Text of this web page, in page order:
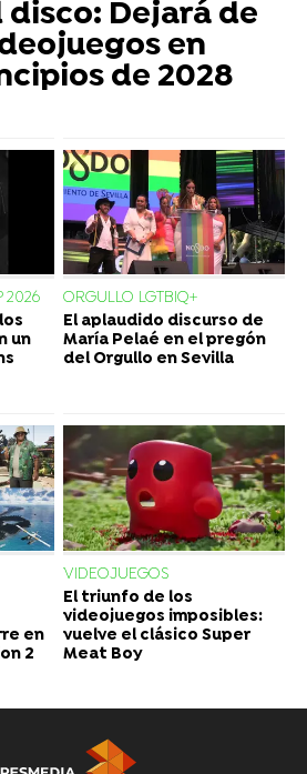
Dejará de
en
de 2028
2026
un
ORGULLO LGTBIQ+
El aplaudido discurso de
María Pelaé en el pregón
del Orgullo en Sevilla
en
2
VIDEOJUEGOS
El triunfo de los
videojuegos imposibles:
vuelve el clásico Super
Meat Boy